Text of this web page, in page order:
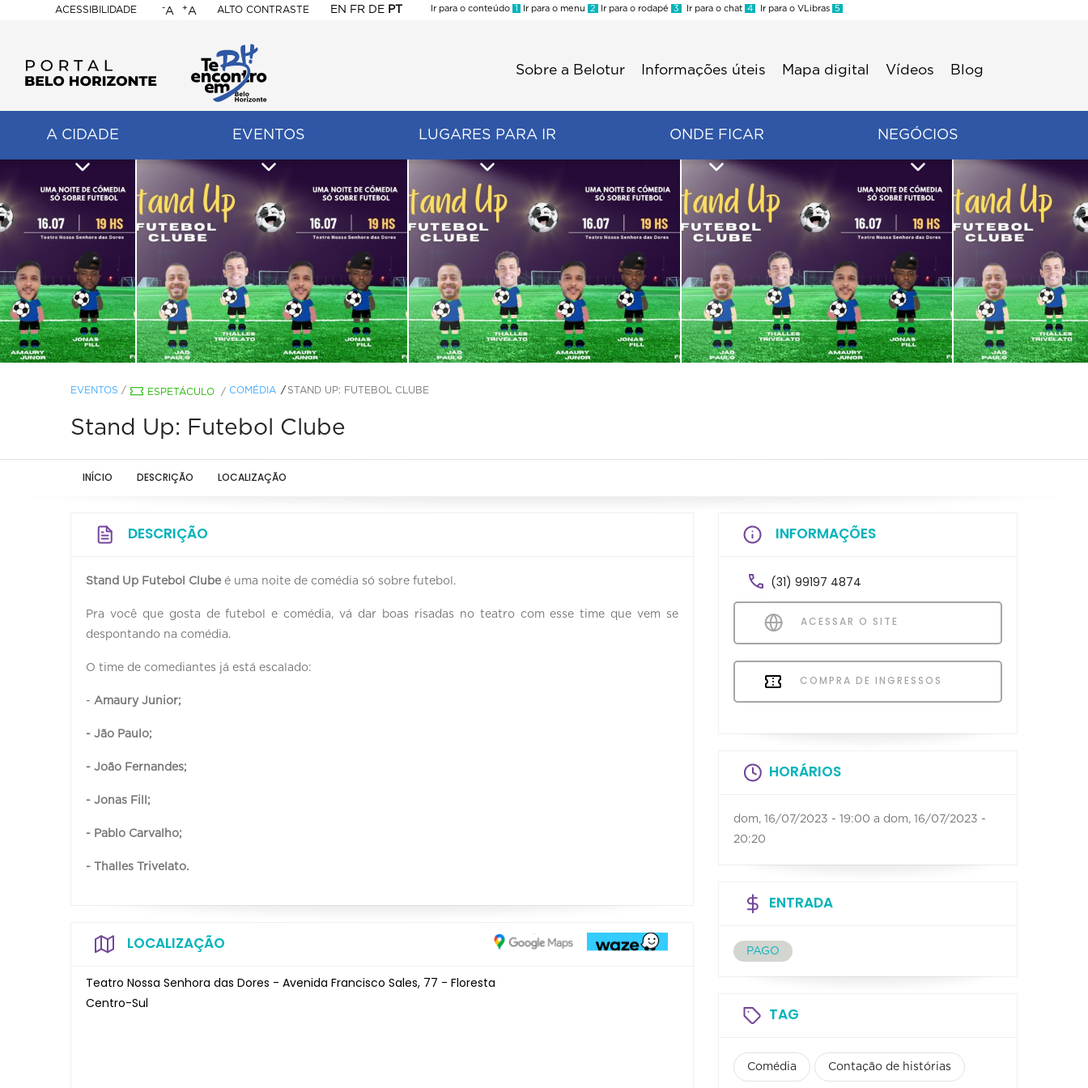
ACESSIBILIDADE
BELO
HORIZONTE
-A +A ALTO CONTRASTE EN FR DE PT
Ir para o conteúdo 1 Ir para o menu 2 Ir para o rodapé 3 Ir para o chat 4 Ir para o VLibras 5
Sobre a Belotur Informações úteis Mapa digital Vídeos Blog
A CIDADE EVENTOS LUGARES PARA IR ONDE FICAR NEGÓCIOS
EVENTOS / ESPETÁCULO / COMÉDIA STAND UP: FUTEBOL CLUBE
Stand Up: Futebol Clube
INÍCIO DESCRIÇÃO LOCALIZAÇÃO
DESCRIÇÃO
Stand Up Futebol Clube é uma noite de comédia só sobre futebol.
Pra você que gosta de futebol e comédia, vá dar boas risadas no teatro com esse time que vem se
despontando na comédia.
O time de comediantes já está escalado:
- Amaury Junior;
- Jão Paulo;
- João Fernandes;
- Jonas Fill;
- Pablo Carvalho;
- Thalles Trivelato.
LOCALIZAÇÃO
Teatro Nossa Senhora das Dores - Avenida Francisco Sales, 77 - Floresta
Centro-Sul
INFORMAÇÕES
(31) 99197 4874
ACESSAR O SITE
COMPRA DE INGRESSOS
HORÁRIOS
dom, 16/07/2023 - 19:00 a dom, 16/07/2023 -
20:20
ENTRADA
PAGO
TAG
Comédia Contação de histórias